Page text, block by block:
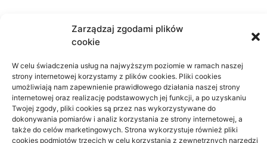
Zarządzaj zgodami plików
cookie
W celu świadczenia usług na najwyższym poziomie w ramach naszej
strony internetowej korzystamy z plików cookies. Pliki cookies
umożliwiają nam zapewnienie prawidłowego działania naszej strony
internetowej oraz realizację podstawowych jej funkcji, a po uzyskaniu
Twojej zgody, pliki cookies są przez nas wykorzystywane do
dokonywania pomiarów i analiz korzystania ze strony internetowej, a
także do celów marketingowych. Strona wykorzystuje również pliki
cookies podmiotów trzecich w celu korzystania z zewnętrznych narzędzi